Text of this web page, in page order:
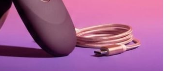
que vendemos funcionan
defecto de fabricación te lo
de 2 años de garantía significa que
defectos de fabricación durante
o uso indebido.